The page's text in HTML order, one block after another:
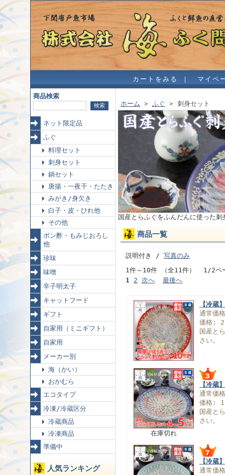
カートをみる ｜ マイペ
商品検索
ネット限定品
ふぐ
料理セット
刺身セット
鍋セット
唐揚・一夜干・たたき
みがき/身欠き
白子・皮・ひれ他
その他
ポン酢・もみじおろし
他
珍味
味噌
辛子明太子
キャットフード
ギフト
自家用（ミニギフト）
自家用
メーカー別
海（かい）
おかむら
エコタイプ
冷凍/冷蔵区分
冷蔵商品
冷凍商品
準備中
人気ランキング
ホーム > ふぐ > 刺身セット
国産とらふぐをふんだんに使った
商品一覧
説明付き / 写真のみ
1件～10件 （全11件） 1/2ペ
1 2 次へ 最後へ
【冷蔵
通常価
価格:
国産と
さい。
在庫切れ
【冷蔵
通常価
価格:
国産と
さい。
【冷蔵
通常価